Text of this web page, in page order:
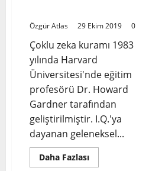
of
Özgür Atlas 29 Ekim 2019 0
Çoklu zeka kuramı 1983
yılında Harvard
Üniversitesi'nde eğitim
profesörü Dr. Howard
Gardner tarafından
geliştirilmiştir. I.Q.'ya
dayanan geleneksel...
Daha FazlasıRead
more